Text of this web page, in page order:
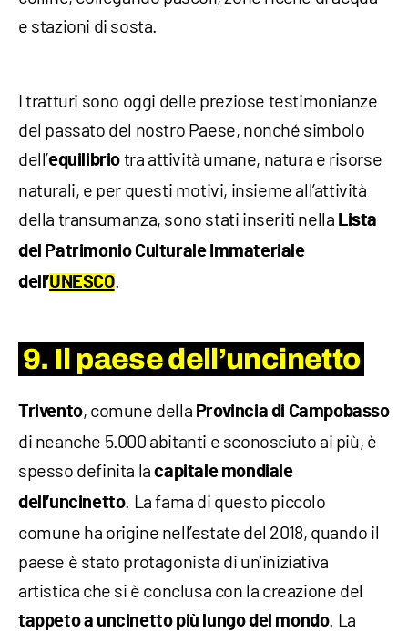
e stazioni di sosta.
I tratturi sono oggi delle preziose testimonianze
del passato del nostro Paese, nonché simbolo
dell’equilibrio tra attività umane, natura e risorse
naturali, e per questi motivi, insieme all’attività
della transumanza, sono stati inseriti nella Lista
del Patrimonio Culturale Immateriale
dell’UNESCO.
9. Il paese dell’uncinetto
Trivento, comune della Provincia di Campobasso
di neanche 5.000 abitanti e sconosciuto ai più, è
spesso definita lacapitale mondiale
dell’uncinetto. La fama di questo piccolo
comune ha origine nell’estate del 2018, quando il
paese è stato protagonista di un’iniziativa
artistica che si è conclusa con la creazione del
tappeto a uncinetto più lungo del mondo. La